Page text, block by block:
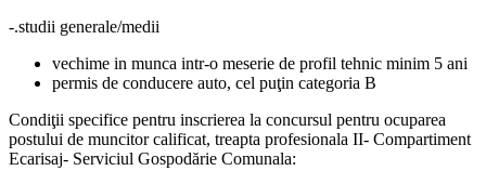
-.studii generale/medii
vechime in munca intr-o meserie de profil tehnic minim 5 ani
permis de conducere auto, cel puţin categoria B
Condiţii specifice pentru inscrierea la concursul pentru ocuparea
postului de muncitor calificat, treapta profesionala II- Compartiment
Ecarisaj- Serviciul Gospodărie Comunala: